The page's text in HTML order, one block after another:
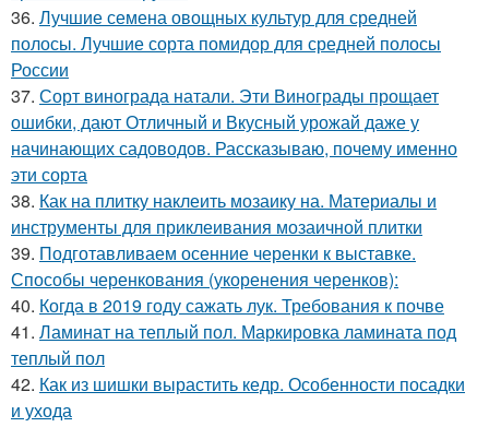
36. Лучшие семена овощных культур для средней
полосы. Лучшие сорта помидор для средней полосы
России
37. Сорт винограда натали. Эти Винограды прощает
ошибки, дают Отличный и Вкусный урожай даже у
начинающих садоводов. Рассказываю, почему именно
эти сорта
38. Как на плитку наклеить мозаику на. Материалы и
инструменты для приклеивания мозаичной плитки
39. Подготавливаем осенние черенки к выставке.
Способы черенкования (укоренения черенков):
40. Когда в 2019 году сажать лук. Требования к почве
41. Ламинат на теплый пол. Маркировка ламината под
теплый пол
42. Как из шишки вырастить кедр. Особенности посадки
и ухода